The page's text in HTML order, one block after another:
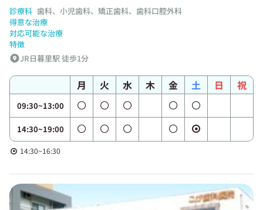
診療科 歯科、小児歯科、矯正歯科、歯科口腔外科
得意な治療
対応可能な治療
特徴
JR日暮里駅 徒歩1分
月 火 水 木 金 土 日 祝
09:30~13:00
14:30~19:00
14:30~16:30